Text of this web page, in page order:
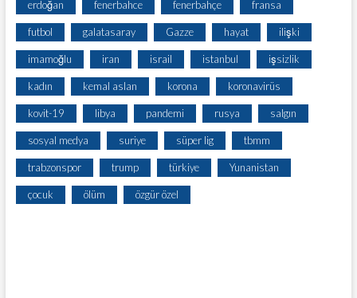
erdoğan fenerbahce fenerbahçe fransa
futbol galatasaray Gazze hayat ilişki
imamoğlu iran israil istanbul işsizlik
kadın kemal aslan korona koronavirüs
kovit-19 libya pandemi rusya salgın
sosyal medya suriye süper lig tbmm
trabzonspor trump türkiye Yunanistan
çocuk ölüm özgür özel